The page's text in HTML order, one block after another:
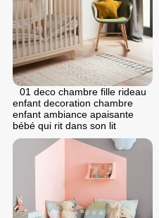
01 deco chambre fille rideau
enfant decoration chambre
enfant ambiance apaisante
bébé qui rit dans son lit